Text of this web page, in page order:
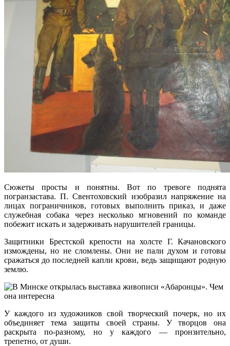
Сюжеты просты и понятны. Вот по тревоге поднята
погранзастава. П. Свентоховский изобразил напряжение на
лицах пограничников, готовых выполнить приказ, и даже
служебная собака через несколько мгновений по команде
побежит искать и задерживать нарушителей границы.
Защитники Брестской крепости на холсте Г. Качановского
измождены, но не сломлены. Они не пали духом и готовы
сражаться до последней капли крови, ведь защищают родную
землю.
У каждого из художников свой творческий почерк, но их
объединяет тема защиты своей страны. У творцов она
раскрыта по-разному, но у каждого — пронзительно,
трепетно, от души.